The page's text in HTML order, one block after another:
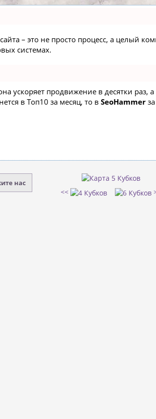
– это не просто процесс, а целый
системах.
ускоряет продвижение в десятки раз, а
в Топ10 за месяц, то в SeoHammer
нас
<<